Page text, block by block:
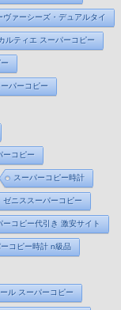
ヴァーシーズ・デュアルタイ
ルティエ スーパーコピー
パーコピー
ーコピー
スーパーコピー時計
ゼニススーパーコピー
ーコピー代引き 激安サイト
コピー時計 n級品
ル スーパーコピー